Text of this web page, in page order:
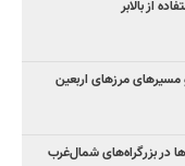
مرزهای اربعین
در بزرگراه‌های شمال‌غرب